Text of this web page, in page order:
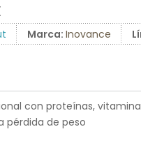
Marca: Inovance
con proteínas,
pérdida de peso